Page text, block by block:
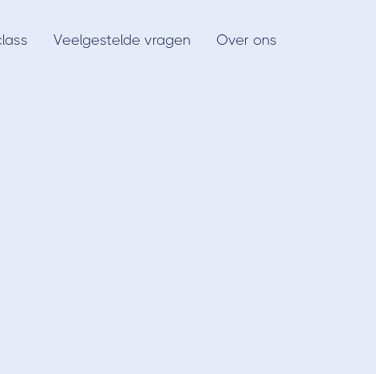
Veelgestelde vragen Over ons